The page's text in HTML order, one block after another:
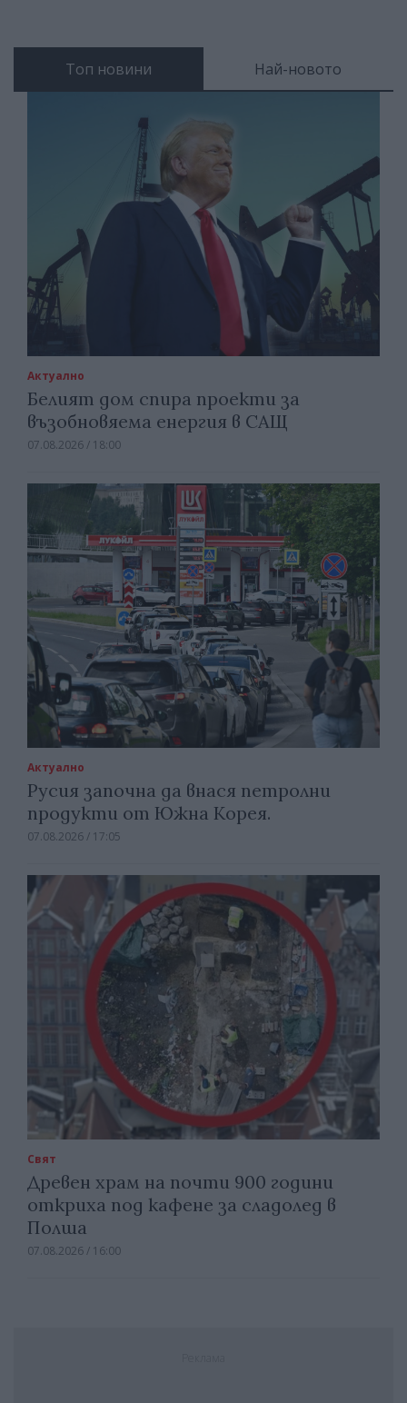
Топ новини Най-новото
Актуално
Белият дом спира проекти за
възобновяема енергия в САЩ
07.08.2026 / 18:00
Актуално
Русия започна да внася петролни
продукти от Южна Корея.
07.08.2026 / 17:05
Свят
Древен храм на почти 900 години
откриха под кафене за сладолед в
Полша
07.08.2026 / 16:00